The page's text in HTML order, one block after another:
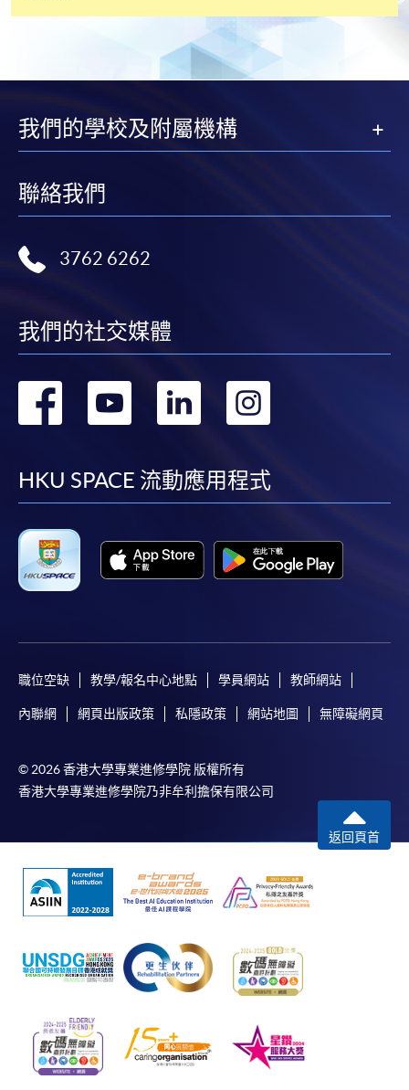
免責聲明
本學院會力求在有關網頁上刊載的資訊正確和合時，但本學院
卻不能為這些資訊作出任何明確或隱含的保證。本學院尤其不
準確、資訊適合任何目的、資訊不含電腦病毒等。
因所導致的任何損失，一概不負責；上述原因包括：（1）由
失誤、延誤、中斷、中止、或限制（2）從付款的網關傳送而
來的任何信息或資訊中出現的疏忽、錯誤、誤差或遺漏；
因，包括未獲授權進入、資料傳送的改動、任何非法行為等。
以上中文本純作參考之用，如內容與英文版本有任何歧義，一
切以英文版本為準。
1. 現金、「易辦事」（EPS）、微信支付
(WeChat Pay) 或支付寶(Alipay)
申請人可親臨學院任何一所報名中心，以現金、「易
（Alipay） 繳付學費。
如以劃線支票或銀行本票繳付，抬頭請註明「香港大
學專業進修學院」。支票背面請寫上課程名稱及申請
人姓名。 閣下可：
親臨學院各報名中心遞交劃線支票、報名表格及有關
證明文件；
或可將上述文件一併寄交各報名中心，信封上請註明
「報讀課程」，惟學院對郵遞失誤而遺失的支票及個
人資料概不負責。
我們的學校及附屬機構
聯絡我們
3762 6262
我們的社交媒體
轉
facebook
轉
youtube
轉
linkedin
HKU SPACE 流動應用程式
職位空缺 教學/報名中心地點 學員網站 教師網站
內聯網 網頁出版政策 私隱政策 網站地圖 無障礙網頁
© 2026 香港大學專業進修學院 版權所有
香港大學專業進修學院乃非牟利擔保有限公司
返回頁首